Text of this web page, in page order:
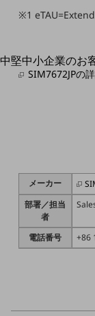
開催・出展する各種セ
中堅中小企業のお
NTTドコモビジネ
旬な話題やお役立ち資料
解決するヒントをお届け
IT用語集
中堅中小企業向け
サービス・ソリュ
課題やニーズに合ったサ
中堅中小企業のビジネ
※1
SIM7672JPの
メーカー
部署／担当
者
電話番号 +86